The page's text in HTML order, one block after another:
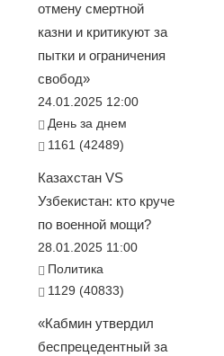
отмену смертной
казни и критикуют за
пытки и ограничения
свобод»
24.01.2025 12:00
День за днем
1161 (42489)
Казахстан VS
Узбекистан: кто круче
по военной мощи?
28.01.2025 11:00
Политика
1129 (40833)
«Кабмин утвердил
беспрецедентный за